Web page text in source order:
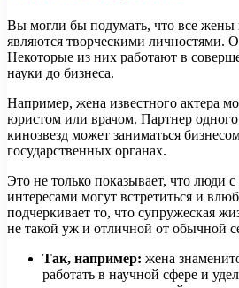
Вы могли бы подумать, что все жены
являются творческими личностями.
Некоторые из них работают в
науки до бизнеса.
Например, жена известного актера
юристом или врачом. Партнер
кинозвезд может заниматься
государственных органах.
Это не только показывает, что люди
интересами могут встретиться и
подчеркивает то, что супружеская
не такой уж и отличной от обычной
Так, например: жена
работать в научной сфере и